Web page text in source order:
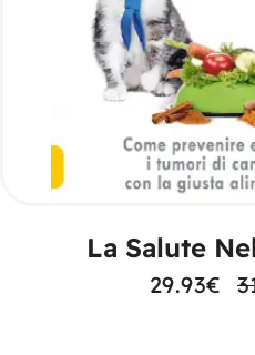
AGGIUNGI AL
La Salute
29.93€